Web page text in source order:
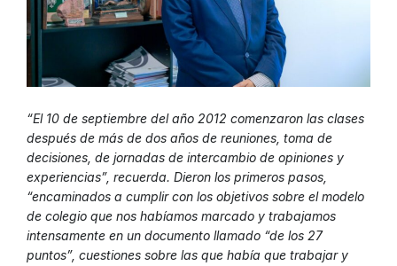
“El 10 de septiembre del año 2012 comenzaron las clases
después de más de dos años de reuniones, toma de
decisiones, de jornadas de intercambio de opiniones y
experiencias”, recuerda. Dieron los primeros pasos,
“encaminados a cumplir con los objetivos sobre el modelo
de colegio que nos habíamos marcado y trabajamos
intensamente en un documento llamado “de los 27
puntos”, cuestiones sobre las que había que trabajar y